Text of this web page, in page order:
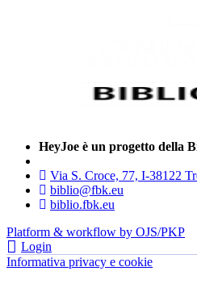
HeyJoe è un progetto della
Via S. Croce, 77, I-38122
biblio@fbk.eu
biblio.fbk.eu
Platform & workflow by OJS/PKP
Login
Informativa privacy e cookie